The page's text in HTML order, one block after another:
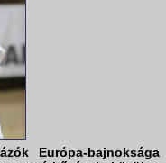
Európa-bajnoksága